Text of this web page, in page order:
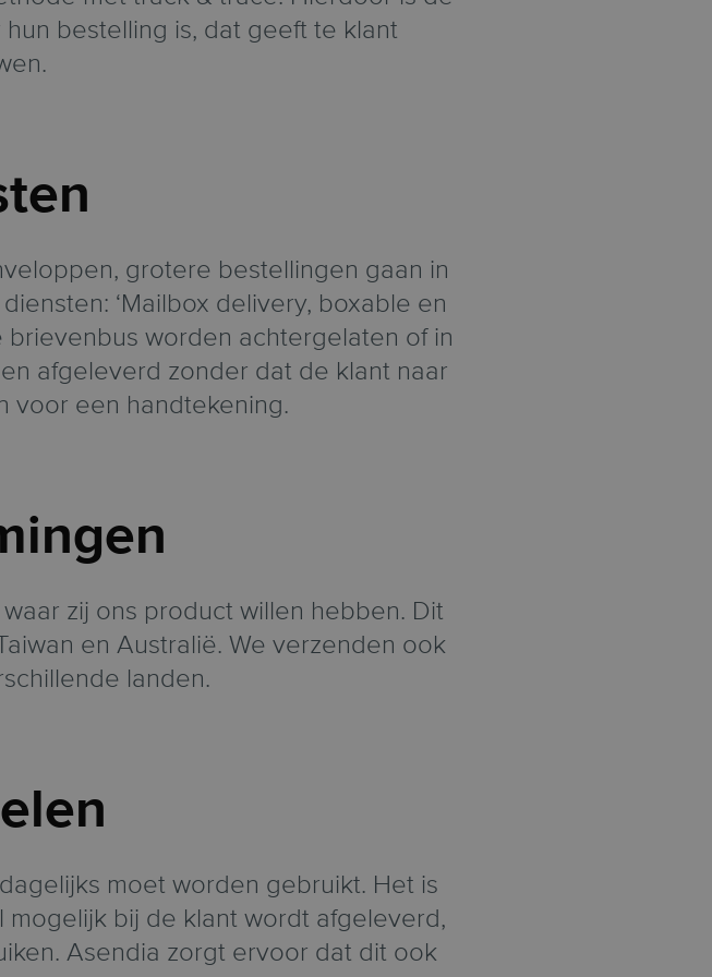
bestelling is, dat geeft te klant
grotere bestellingen gaan in
‘Mailbox delivery, boxable en
brievenbus worden achtergelaten of in
afgeleverd zonder dat de klant naar
voor een handtekening.
zij ons product willen hebben. Dit
en Australië. We verzenden ook
landen.
moet worden gebruikt. Het is
bij de klant wordt afgeleverd,
Asendia zorgt ervoor dat dit ook